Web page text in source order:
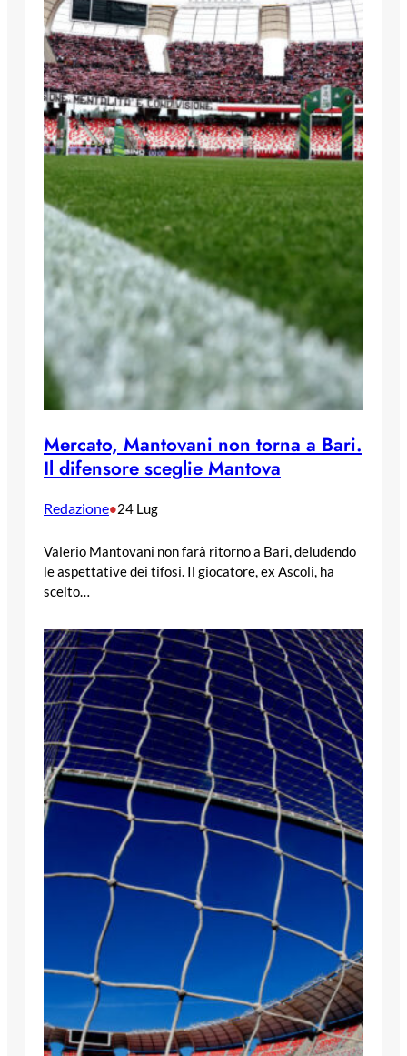
Mercato, Mantovani non torna a Bari.
Il difensore sceglie Mantova
Redazione•24 Lug
Valerio Mantovani non farà ritorno a Bari, deludendo
le aspettative dei tifosi. Il giocatore, ex Ascoli, ha
scelto…